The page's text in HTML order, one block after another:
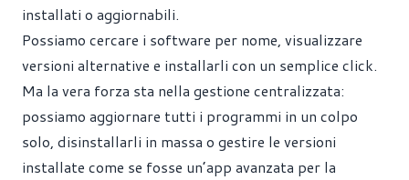
installati o aggiornabili.
Possiamo cercare i software per nome, visualizzare
versioni alternative e installarli con un semplice click.
Ma la vera forza sta nella gestione centralizzata:
possiamo aggiornare tutti i programmi in un colpo
solo, disinstallarli in massa o gestire le versioni
installate come se fosse un’app avanzata per la